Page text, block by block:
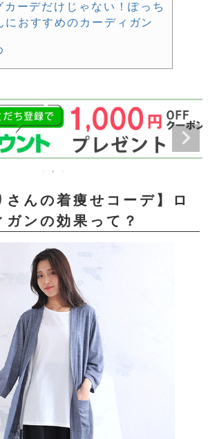
カーデだけじゃない！ぽっち
におすすめのカーディガン
さんの着痩せコーデ】ロ
ガンの効果って？